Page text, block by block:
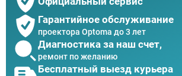
Гарантийное обслуживание
проектора Optoma до 3 лет
Диагностика за наш счет,
ремонт по желанию
Бесплатный выезд курьера